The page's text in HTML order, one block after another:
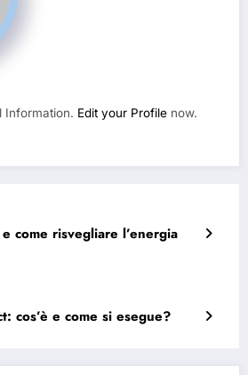
Information. Edit your Profile now.
come risvegliare l’energia
cos’è e come si esegue?